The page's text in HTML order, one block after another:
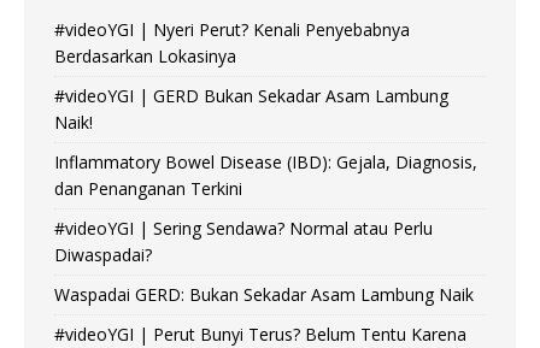
#videoYGI | Nyeri Perut? Kenali Penyebabnya
Berdasarkan Lokasinya
#videoYGI | GERD Bukan Sekadar Asam Lambung
Naik!
Inflammatory Bowel Disease (IBD): Gejala, Diagnosis,
dan Penanganan Terkini
#videoYGI | Sering Sendawa? Normal atau Perlu
Diwaspadai?
Waspadai GERD: Bukan Sekadar Asam Lambung Naik
#videoYGI | Perut Bunyi Terus? Belum Tentu Karena